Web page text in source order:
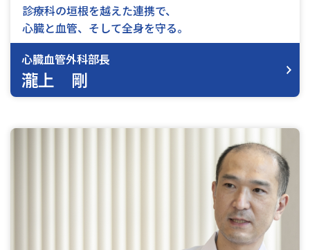
診療科の垣根を越えた連携で、
心臓と血管、そして全身を守る。
心臓血管外科部長
瀧上 剛